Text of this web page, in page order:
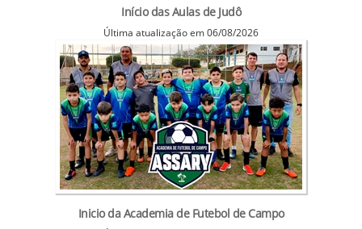
Início das Aulas de Judô
Última atualização em 06/08/2026
Inicio da Academia de Futebol de Campo